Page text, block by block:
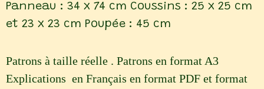
Panneau : 34 x 74 cm Coussins : 25 x 25 cm
et 23 x 23 cm Poupée : 45 cm
Patrons à taille réelle . Patrons en format A3
Explications en Français en format PDF et format